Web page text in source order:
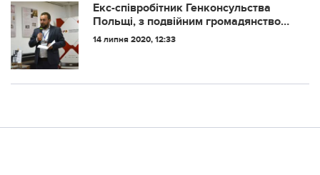
Екс-співробітник Генконсульства
Польщі, з подвійним громадянством,
намагався “відкупитися” від
14 липня 2020, 12:33